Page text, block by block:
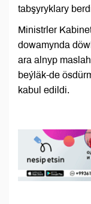
tabşyryklary
Ministrler
dowamynda
ara alnyp
beýläk-de
kabul edildi.